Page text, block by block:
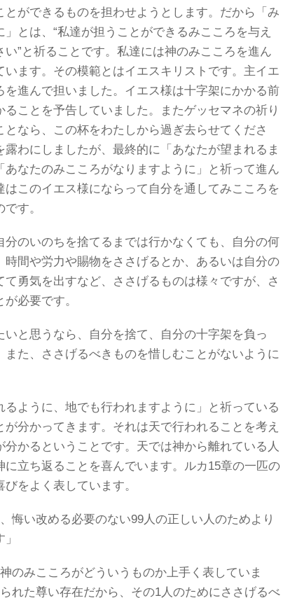
ができるものを担わせようとします。だから「み
とは、“私達が担うことができるみこころを与え
”と祈ることです。私達には神のみこころを進ん
ます。その模範とはイエスキリストです。主イエ
進んで担いました。イエス様は十字架にかかる前
ことを予告していました。またゲッセマネの祈り
なら、この杯をわたしから過ぎ去らせてくださ
わにしましたが、最終的に「あなたが望まれるま
あなたのみこころがなりますように」と祈って進ん
このイエス様にならって自分を通してみこころを
す。
のいのちを捨てるまでは行かなくても、自分の何
間や労力や賜物をささげるとか、あるいは自分の
勇気を出すなど、ささげるものは様々ですが、さ
必要です。
いと思うなら、自分を捨て、自分の十字架を負っ
た、ささげるべきものを惜しむことがないように
ように、地でも行われますように」と祈っている
分かってきます。それは天で行われることを考え
かるということです。天では神から離れている人
に立ち返ることを喜んでいます。ルカ15章の一匹の
をよく表しています。
悔い改める必要のない99人の正しい人のためより
のみこころがどういうものか上手く表していま
れた尊い存在だから、その1人のためにささげるべ